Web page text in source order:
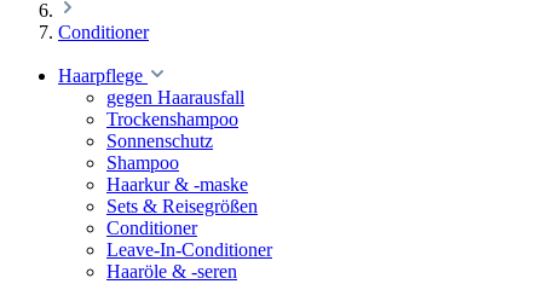
Conditioner
Haarpflege
gegen Haarausfall
Trockenshampoo
Sonnenschutz
Shampoo
Haarkur & -maske
Sets & Reisegrößen
Conditioner
Leave-In-Conditioner
Haaröle & -seren